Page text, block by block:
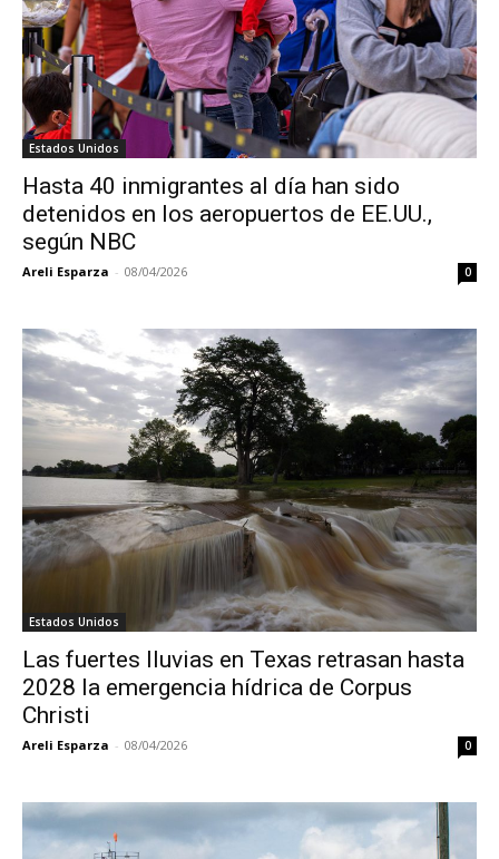
Estados Unidos
Hasta 40 inmigrantes al día han sido
detenidos en los aeropuertos de EE.UU.,
según NBC
Areli Esparza - 08/04/2026 0
Estados Unidos
Las fuertes lluvias en Texas retrasan hasta
2028 la emergencia hídrica de Corpus
Christi
Areli Esparza - 08/04/2026 0